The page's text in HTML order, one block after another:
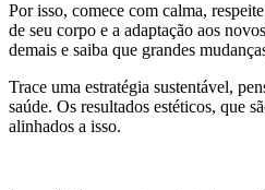
Por isso, comece com calma,
de seu corpo e a adaptação aos
demais e saiba que grandes
Trace uma estratégia sustentável,
saúde. Os resultados estéticos, que
alinhados a isso.